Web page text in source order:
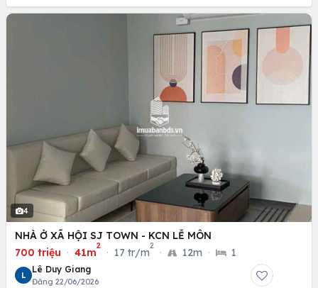
4
NHÀ Ở XÃ HỘI SJ TOWN - KCN LỄ MÔN
700 triệu · 41m
2
· 17 tr/m
2
· 12m · 1
L
Lê Duy Giang
Đăng 22/06/2026